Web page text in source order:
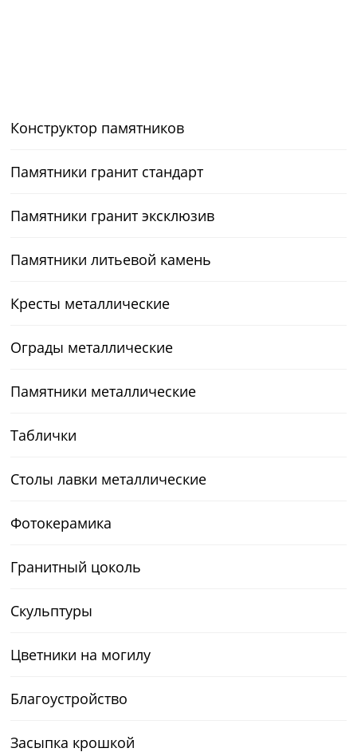
Конструктор памятников
Памятники гранит стандарт
Памятники гранит эксклюзив
Памятники литьевой камень
Кресты металлические
Ограды металлические
Памятники металлические
Таблички
Столы лавки металлические
Фотокерамика
Гранитный цоколь
Скульптуры
Цветники на могилу
Благоустройство
Засыпка крошкой